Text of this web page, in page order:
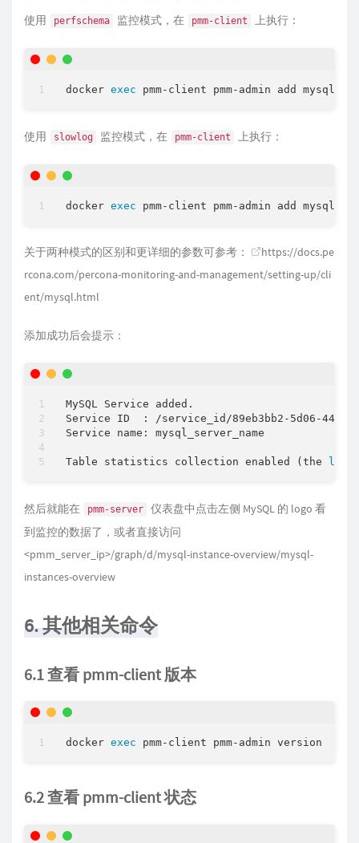
使用 perfschema 监控模式，在 pmm-client 上执行：
docker exec pmm-client pmm-admin add mysql --
使用 slowlog 监控模式，在 pmm-client 上执行：
docker exec pmm-client pmm-admin add mysql --
关于两种模式的区别和更详细的参数可参考：
https://docs.pe
rcona.com/percona-monitoring-and-management/setting-up/cli
ent/mysql.html
添加成功后会提示：
MySQL Service added.
Service ID  : /service_id/89eb3bb2-5d06-44ac-
Service name: mysql_server_name
Table statistics collection enabled (the
然后就能在 pmm-server
仪表盘中点击左侧 MySQL 的 logo 看
到监控的数据了，或者直接访问
<pmm_server_ip>/graph/d/mysql-instance-overview/mysql-
instances-overview
6. 其他相关命令
6.1 查看 pmm-client 版本
docker exec
6.2 查看 pmm-client 状态